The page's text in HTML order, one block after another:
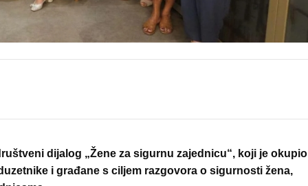
dijalog „Žene za sigurnu zajednicu“, koji je okupio
i građane s ciljem razgovora o sigurnosti žena,